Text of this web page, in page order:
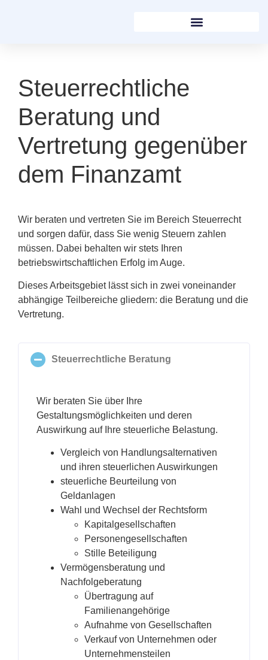
Steuerrechtliche
Beratung und
Vertretung gegenüber
dem Finanzamt
Wir beraten und vertreten Sie im Bereich Steuerrecht
und sorgen dafür, dass Sie wenig Steuern zahlen
müssen. Dabei behalten wir stets Ihren
betriebswirtschaftlichen Erfolg im Auge.
Dieses Arbeitsgebiet lässt sich in zwei voneinander
abhängige Teilbereiche gliedern: die Beratung und die
Vertretung.
Steuerrechtliche Beratung
Wir beraten Sie über Ihre
Gestaltungsmöglichkeiten und deren
Auswirkung auf Ihre steuerliche Belastung.
Vergleich von Handlungsalternativen
und ihren steuerlichen Auswirkungen
steuerliche Beurteilung von
Geldanlagen
Wahl und Wechsel der Rechtsform
Kapitalgesellschaften
Personengesellschaften
Stille Beteiligung
Vermögensberatung und
Nachfolgeberatung
Übertragung auf
Familienangehörige
Aufnahme von Gesellschaften
Verkauf von Unternehmen oder
Unternehmensteilen